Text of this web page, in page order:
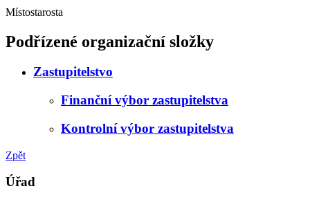
Místostarosta
Podřízené organizační složky
Zastupitelstvo
Finanční výbor zastupitelstva
Kontrolní výbor zastupitelstva
Zpět
Úřad